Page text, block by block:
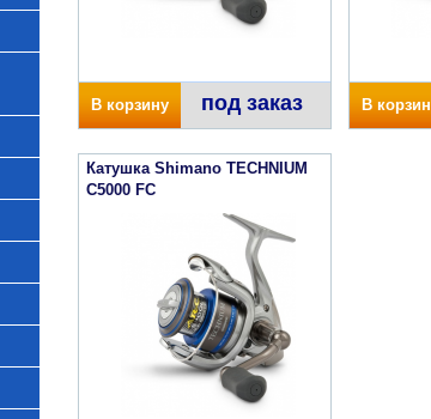
В корзину под заказ В
Катушка Shimano TECHNIUM
C5000 FC